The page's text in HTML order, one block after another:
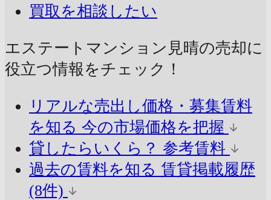
買取を相談したい
エステートマンション見晴の売却に
役立つ情報をチェック！
リアルな売出し価格・募集賃料
を知る 今の市場価格を把握
貸したらいくら？ 参考賃料
過去の賃料を知る 賃貸掲載履歴
(8件)